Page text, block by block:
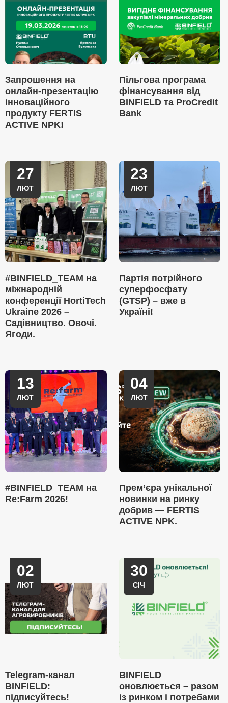
Запрошення на
онлайн-презентацію
інноваційного
продукту FERTIS
ACTIVE NPK!
Пільгова програма
фінансування від
BINFIELD та ProCredit
Bank
27
ЛЮТ
#BINFIELD_TEAM на
міжнародній
конференції HortiTech
Ukraine 2026 –
Садівництво. Овочі.
Ягоди.
23
ЛЮТ
Партія потрійного
суперфосфату
(GTSP) – вже в
Україні!
13
ЛЮТ
#BINFIELD_TEAM на
Re:Farm 2026!
04
ЛЮТ
Прем’єра унікальної
новинки на ринку
добрив — FERTIS
ACTIVE NPK.
02
ЛЮТ
Telegram-канал
BINFIELD:
підписуйтесь!
30
СІЧ
BINFIELD
оновлюється – разом
із ринком і потребами